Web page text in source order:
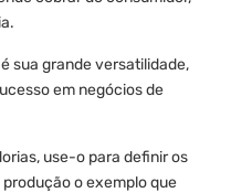
sua grande versatilidade,
em negócios de
use-o para definir os
o exemplo que